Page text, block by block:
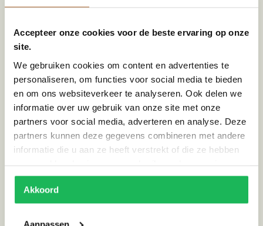
Accepteer onze cookies voor de beste ervaring op onze
site.
We gebruiken cookies om content en advertenties te
personaliseren, om functies voor social media te bieden
en om ons websiteverkeer te analyseren. Ook delen we
informatie over uw gebruik van onze site met onze
partners voor social media, adverteren en analyse. Deze
partners kunnen deze gegevens combineren met andere
informatie die u aan ze heeft verstrekt of die ze hebben
Akkoord
Aanpassen
Specificaties
Afmetingen XS, S, M, L
Hoogte (cm) ca. 15, ca. 20, ca. 30, ca. 40
Kleur Naturel
Materiaal Aardewerk
Stijl Ibiza vibe